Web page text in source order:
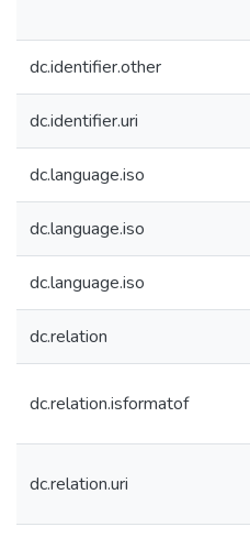
dc.identifier.other
dc.identifier.uri
dc.language.iso
dc.language.iso
dc.language.iso
dc.relation
dc.relation.isformatof
dc.relation.uri